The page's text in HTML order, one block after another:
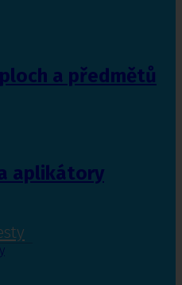
a předmětů
aplikátory